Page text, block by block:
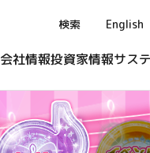
検索 English
会社情報投資家情報サス